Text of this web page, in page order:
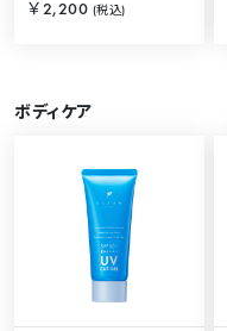
￥2,200 (税込)
ボディケア